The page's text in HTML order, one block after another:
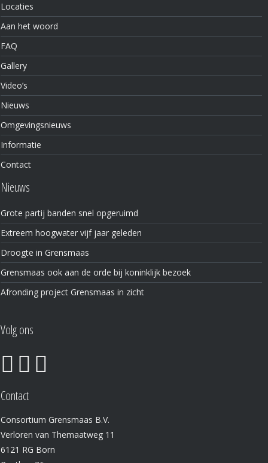
Locaties
Aan het woord
FAQ
Gallery
Video’s
Nieuws
Omgevingsnieuws
Informatie
Contact
Nieuws
Grote partij banden snel opgeruimd
Extreem hoogwater vijf jaar geleden
Droogte in Grensmaas
Grensmaas ook aan de orde bij koninklijk bezoek
Afronding project Grensmaas in zicht
Volg ons
Contact
Consortium Grensmaas B.V.
Verloren van Themaatweg 11
6121 RG Born